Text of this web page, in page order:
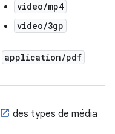
video/mp4
video/3gp
application/pdf
des types de média